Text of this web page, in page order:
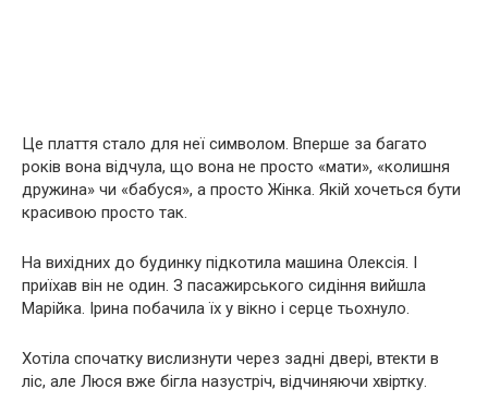
Це плаття стало для неї символом. Вперше за багато
років вона відчула, що вона не просто «мати», «колишня
дружина» чи «бабуся», а просто Жінка. Якій хочеться бути
красивою просто так.
На вихідних до будинку підкотила машина Олексія. І
приїхав він не один. З пасажирського сидіння вийшла
Марійка. Ірина побачила їх у вікно і серце тьохнуло.
Хотіла спочатку вислизнути через задні двері, втекти в
ліс, але Люся вже бігла назустріч, відчиняючи хвіртку.